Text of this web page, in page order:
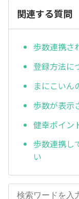
関連する質問
歩数連携さ
登録方法に
まにこいん
歩数が表示
健幸ポイン
歩数連携し
い